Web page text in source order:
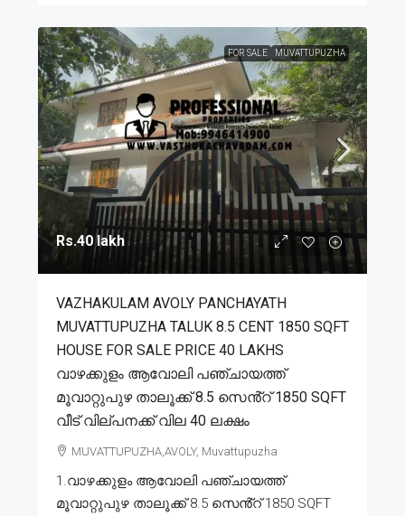
FOR SALE MUVATTUPUZHA
Rs.40 lakh
VAZHAKULAM AVOLY PANCHAYATH
MUVATTUPUZHA TALUK 8.5 CENT 1850 SQFT
HOUSE FOR SALE PRICE 40 LAKHS
വാഴക്കുളം ആവോലി പഞ്ചായത്ത്
മൂവാറ്റുപുഴ താലൂക്ക് 8.5 സെൻ്റ് 1850 SQFT
വീട് വില്പനക്ക് വില 40 ലക്ഷം
MUVATTUPUZHA,AVOLY, Muvattupuzha
1.വാഴക്കുളം ആവോലി പഞ്ചായത്ത്
മൂവാറ്റുപുഴ താലൂക്ക് 8.5 സെൻ്റ് 1850 SQFT